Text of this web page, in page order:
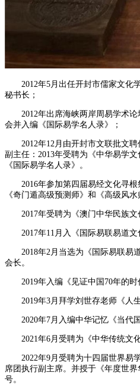
2012年5月出任开封市儒家文化
秘书长；
2012年出席海峡两岸周易学术
会并入编《国际易学名人录》；
2012年12月由开封市文联批文
副主任：2013年受聘为《中华易学
《国际易学名人录》。
2016年参加第四届易经文化寻
《奇门遁高级预测师》和《高级风水
2017年受聘为《澳门中华民族文
2017年11月入《国际易联易道
2018年2月当选为《国际易联易
会长。
2019年入编《见证中国70年的
2019年3月拜学刘世存老师《人
2020年7月入编中华记忆《当代
2021年6月受聘为《中华传统文
2022年9月受聘为十四届世界易
席团执行副主席。并授于《年度世
号。